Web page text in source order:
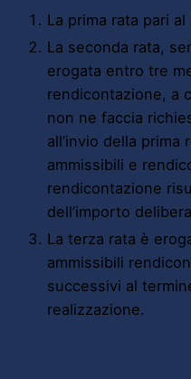
La prima rata pari
La seconda rata,
erogata entro tre
rendicontazione, a
non ne faccia
all’invio della
ammissibili e
rendicontazione
dell’importo
La terza rata è
ammissibili
successivi al
realizzazione.